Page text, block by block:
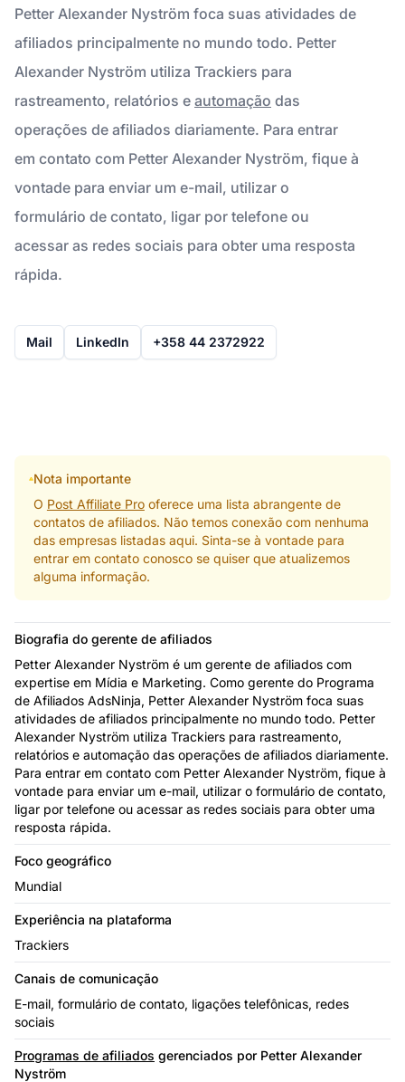
Petter Alexander Nyström foca suas atividades de
afiliados principalmente no mundo todo. Petter
Alexander Nyström utiliza Trackiers para
rastreamento, relatórios e automação das
operações de afiliados diariamente. Para entrar
em contato com Petter Alexander Nyström, fique à
vontade para enviar um e-mail, utilizar o
formulário de contato, ligar por telefone ou
acessar as redes sociais para obter uma resposta
rápida.
Mail LinkedIn +358 44 2372922
Nota importante
O Post Affiliate Prooferece uma lista abrangente de
contatos de afiliados. Não temos conexão com nenhuma
das empresas listadas aqui. Sinta-se à vontade para
entrar em contato conosco se quiser que atualizemos
alguma informação.
Biografia do gerente de afiliados
Petter Alexander Nyström é um gerente de afiliados com
expertise em Mídia e Marketing. Como gerente do Programa
de Afiliados AdsNinja, Petter Alexander Nyström foca suas
atividades de afiliados principalmente no mundo todo. Petter
Alexander Nyström utiliza Trackiers para rastreamento,
relatórios e automação das operações de afiliados diariamente.
Para entrar em contato com Petter Alexander Nyström, fique à
vontade para enviar um e-mail, utilizar o formulário de contato,
ligar por telefone ou acessar as redes sociais para obter uma
resposta rápida.
Foco geográfico
Mundial
Experiência na plataforma
Trackiers
Canais de comunicação
E-mail, formulário de contato, ligações telefônicas, redes
sociais
Programas de afiliados gerenciados por Petter Alexander
Nyström